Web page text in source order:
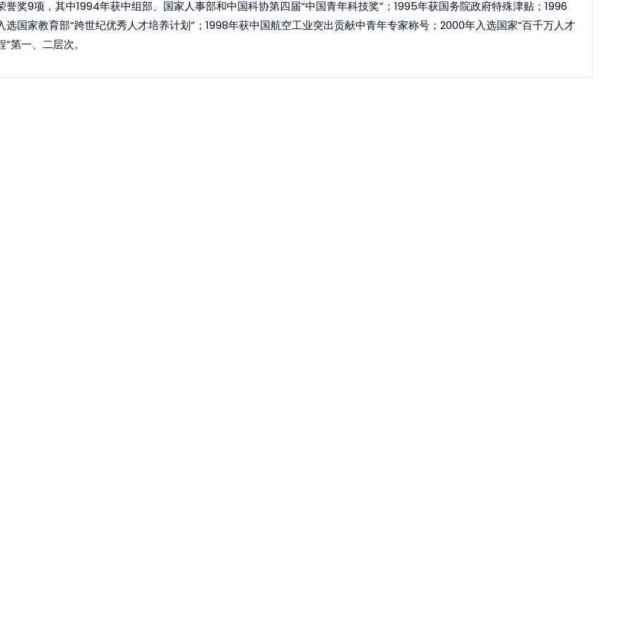
誉奖9项，其中1994年获中组部、国家人事部和中国科协第四届“中国青年科技奖”；1995年获国务院政府特殊津贴；1996
选国家教育部“跨世纪优秀人才培养计划”；1998年获中国航空工业突出贡献中青年专家称号；2000年入选国家“百千万人才
”第一、二层次。